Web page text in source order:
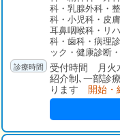
科・乳腺外科・
科・小児科・皮
耳鼻咽喉科・リ
科・歯科・病理
ック・健康診断
受付時間 月火
紹介制､一部診
ります 開始・